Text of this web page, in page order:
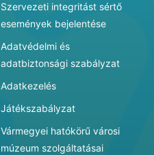
Szervezeti integritást sértő
események bejelentése
Adatvédelmi és
adatbiztonsági szabályzat
Adatkezelés
Játékszabályzat
Vármegyei hatókörű városi
múzeum szolgáltatásai